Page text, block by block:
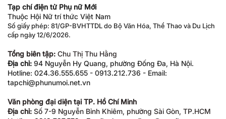
Tạp chí điện tử Phụ nữ Mới
Thuộc Hội Nữ trí thức Việt Nam
Số giấy phép: 81/GP-BVHTTDL do Bộ Văn Hóa, Thể Thao và Du Lịch
cấp ngày 12/6/2026.
Tổng biên tập: Chu Thị Thu Hằng
Địa chỉ: 94 Nguyễn Hy Quang, phường Đống Đa, Hà Nội.
Hotline: 024.36.555.655 - 0913.212.736 - Email:
tapchi@phunumoi.net.vn
Văn phòng đại diện tại TP. Hồ Chí Minh
Địa chỉ: Số 7-9 Nguyễn Bỉnh Khiêm, phường Sài Gòn, TP.HCM